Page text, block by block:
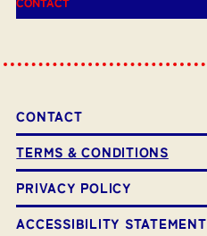
CONTACT
CONTACT
TERMS & CONDITIONS
PRIVACY POLICY
ACCESSIBILITY STATEMENT